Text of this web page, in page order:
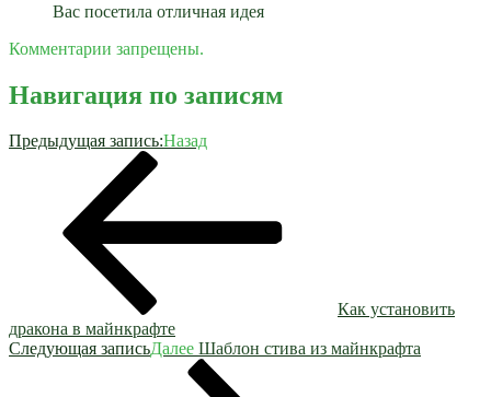
Вас посетила отличная идея
Комментарии запрещены.
Навигация по записям
Предыдущая запись:Назад
Как установить
дракона в майнкрафте
Следующая записьДалее Шаблон стива из майнкрафта